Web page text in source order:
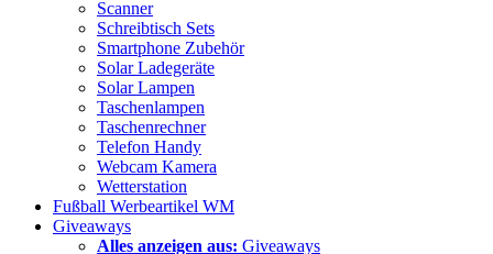
Scanner
Schreibtisch Sets
Smartphone Zubehör
Solar Ladegeräte
Solar Lampen
Taschenlampen
Taschenrechner
Telefon Handy
Webcam Kamera
Wetterstation
Fußball Werbeartikel WM
Giveaways
Alles anzeigen aus: Giveaways